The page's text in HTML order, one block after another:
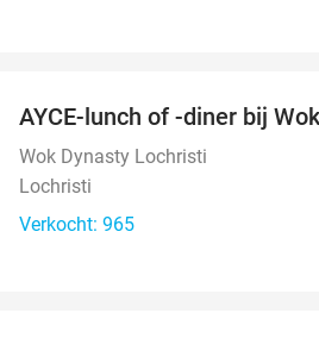
AYCE-lunch of -diner bij
Wok Dynasty Lochristi
Lochristi
Verkocht: 965